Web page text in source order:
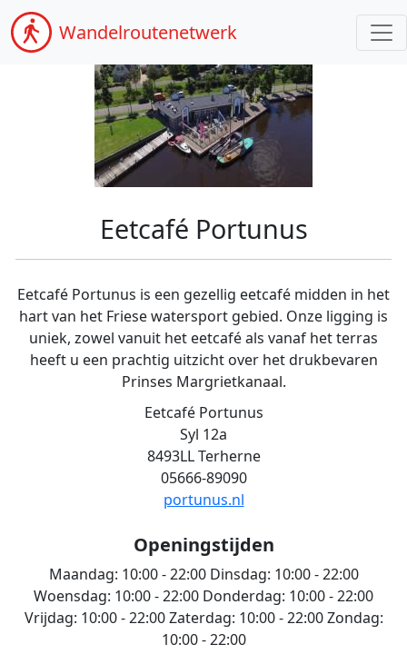
Wandelroutenetwerk
Eetcafé Portunus
Eetcafé Portunus is een gezellig eetcafé midden in het
hart van het Friese watersport gebied. Onze ligging is
uniek, zowel vanuit het eetcafé als vanaf het terras
heeft u een prachtig uitzicht over het drukbevaren
Prinses Margrietkanaal.
Eetcafé Portunus
Syl 12a
8493LL Terherne
05666-89090
portunus.nl
Openingstijden
Maandag: 10:00 - 22:00Dinsdag: 10:00 - 22:00
Woensdag: 10:00 - 22:00 Donderdag: 10:00 - 22:00
Vrijdag: 10:00 - 22:00Zaterdag: 10:00 - 22:00Zondag:
10:00 - 22:00